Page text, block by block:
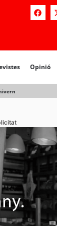
Opinió
Opinió